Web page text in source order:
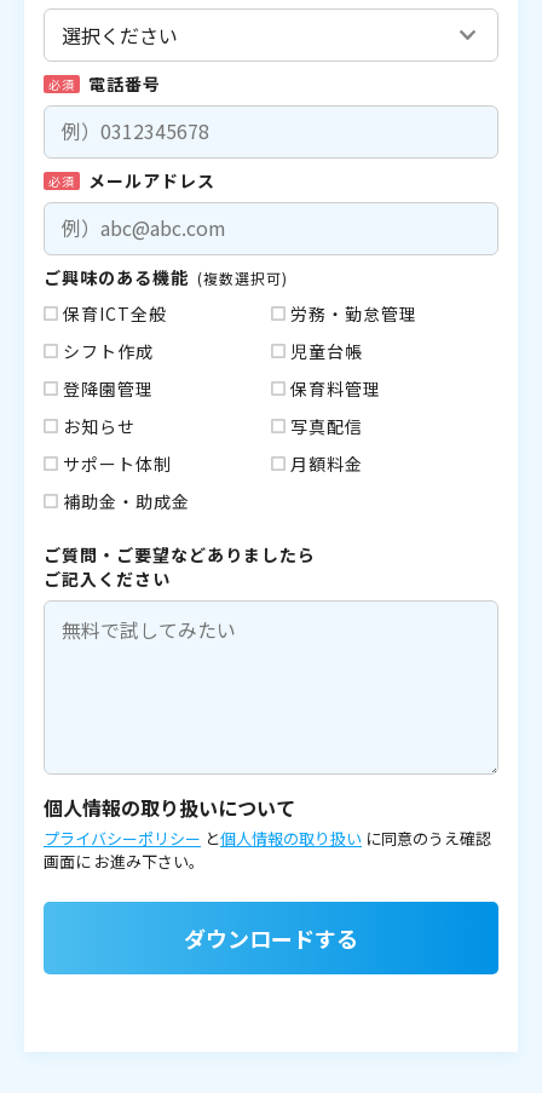
必須 電話番号
必須 メールアドレス
ご興味のある機能 (複数選択可)
保育ICT全般
労務・勤怠管理
シフト作成
児童台帳
登降園管理
保育料管理
お知らせ
写真配信
サポート体制
月額料金
補助金・助成金
ご質問・ご要望などありましたら
ご記入ください
個人情報の取り扱いについて
プライバシーポリシー と個人情報の取り扱い に同意のうえ確認
画面に お進み下さい。
ダウンロードする